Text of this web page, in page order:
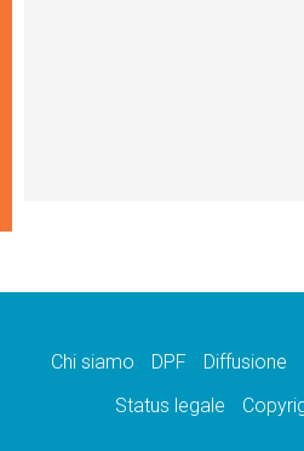
Chi siamo DPF Diffusione
Status legale